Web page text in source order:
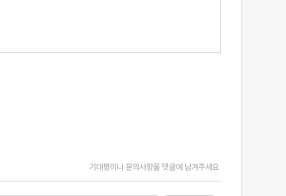
기대평이나 문의사항을 댓글에 남겨주세요.